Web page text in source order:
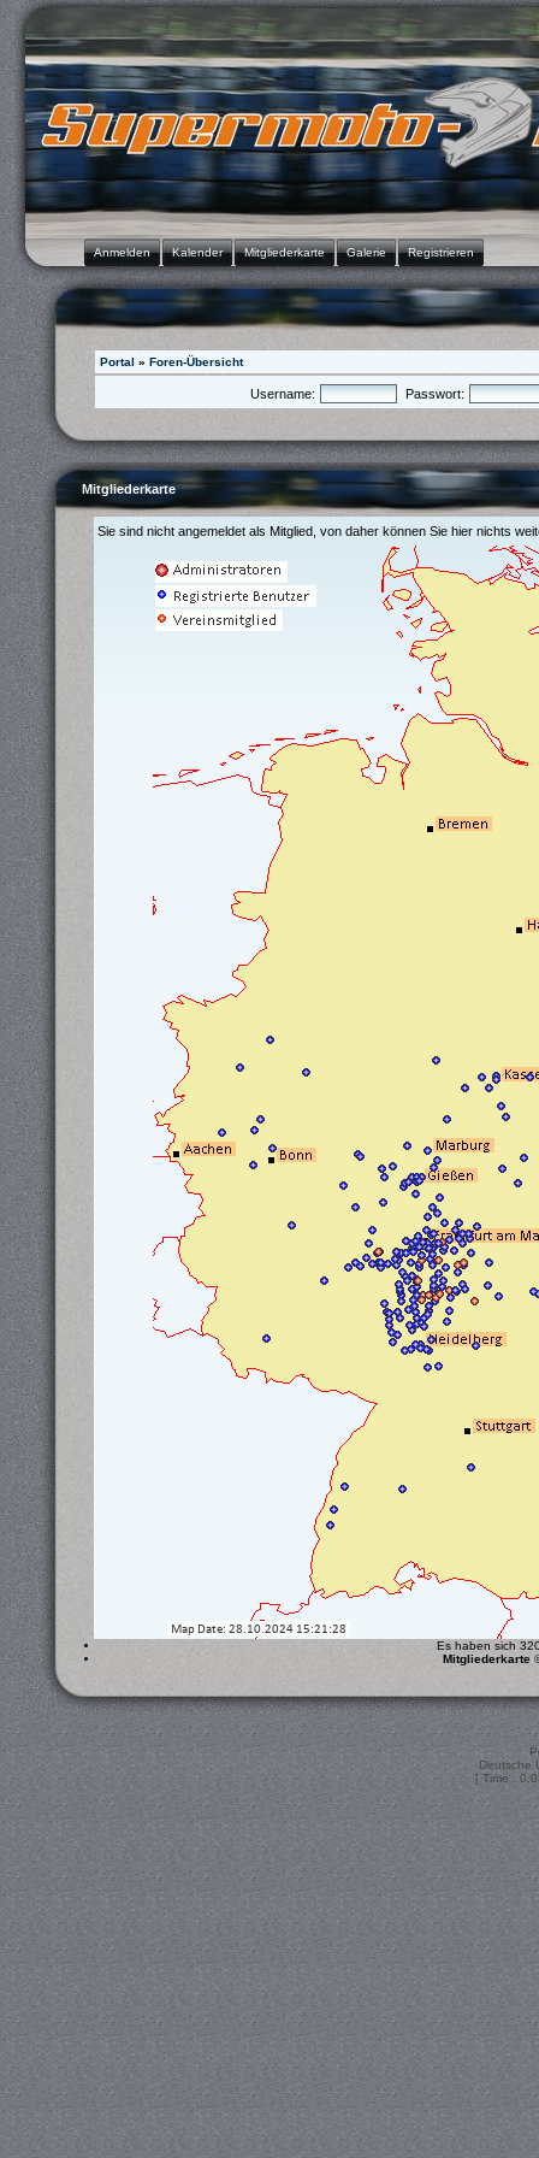
Anmelden Kalender Mitgliederkarte Galerie Registrieren
Portal » Foren-Übersicht
Username: Passwort:
Mitgliederkarte
Sie sind nicht angemeldet als Mitglied, von daher können Sie hier nichts
Es haben sich
Mitgliederkarte
Deutsche
[ Time :